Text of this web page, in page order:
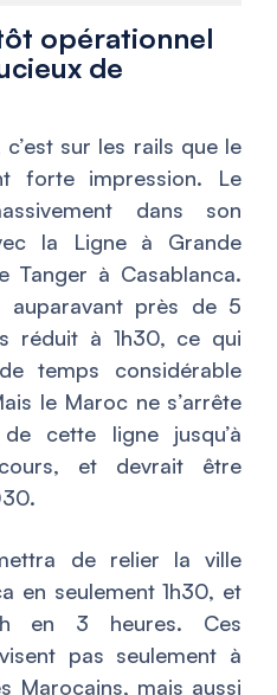
opérationnel
de
sur les rails que le
forte impression. Le
dans son
la Ligne à Grande
Tanger à Casablanca.
auparavant près de 5
réduit à 1h30, ce qui
temps considérable
le Maroc ne s’arrête
cette ligne jusqu’à
et devrait être
de relier la ville
en seulement 1h30, et
en 3 heures. Ces
pas seulement à
Marocains, mais aussi